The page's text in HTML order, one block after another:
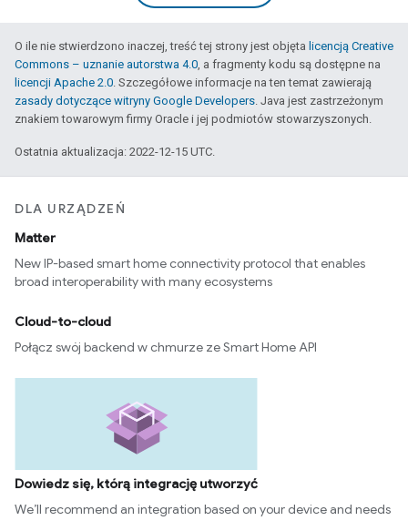
O ile nie stwierdzono inaczej, treść tej strony jest objęta licencją Creative
Commons – uznanie autorstwa 4.0, a fragmenty kodu są dostępne na
licencji Apache 2.0. Szczegółowe informacje na ten temat zawierają
zasady dotyczące witryny Google Developers. Java jest zastrzeżonym
znakiem towarowym firmy Oracle i jej podmiotów stowarzyszonych.
Ostatnia aktualizacja: 2022-12-15 UTC.
DLA URZĄDZEŃ
Matter
New IP-based smart home connectivity protocol that enables
broad interoperability with many ecosystems
Cloud-to-cloud
Połącz swój backend w chmurze ze Smart Home API
Dowiedz się, którą integrację utworzyć
We’ll recommend an integration based on your device and needs